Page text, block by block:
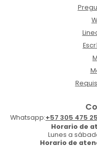
Whatsapp:+57 305 475
Horario de
Lunes a
Horario de